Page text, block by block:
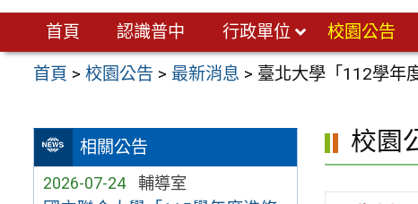
首頁 認識普中 行政單位 校園公告
首頁 >校園公告 > 最新消息 > 臺北大學「112學年
相關公告
2026-07-24 輔導室
校園